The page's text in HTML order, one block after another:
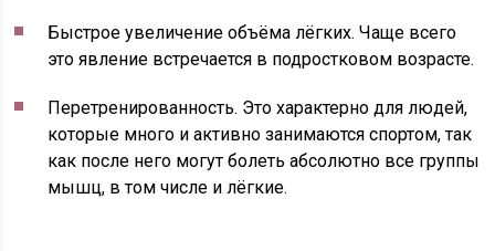
Быстрое увеличение объёма лёгких. Чаще всего
это явление встречается в подростковом возрасте.
Перетренированность. Это характерно для людей,
которые много и активно занимаются спортом, так
как после него могут болеть абсолютно все группы
мышц, в том числе и лёгкие.